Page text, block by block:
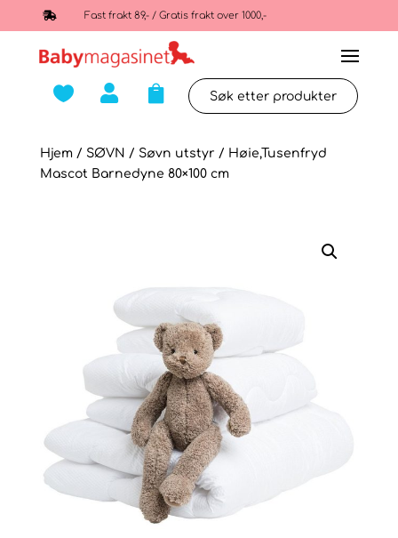
 Fast frakt 89,- / Gratis frakt over 1000,-
  
Hjem/ SØVN / Søvn utstyr / Høie,Tusenfryd
Mascot Barnedyne 80×100 cm